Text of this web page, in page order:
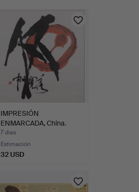
IMPRESIÓN
ENMARCADA, China.
7 días
Estimación
32 USD